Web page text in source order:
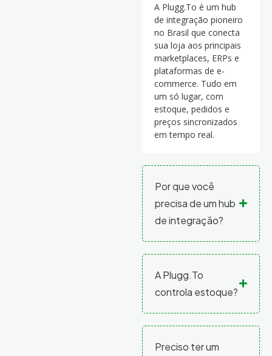
A Plugg.To é um hub
de integração pioneiro
no Brasil que conecta
sua loja aos principais
marketplaces, ERPs e
plataformas de e-
commerce. Tudo em
um só lugar, com
estoque, pedidos e
preços sincronizados
em tempo real.
Por que você
precisa de um hub
de integração?
A Plugg.To
controla estoque?
Preciso ter um